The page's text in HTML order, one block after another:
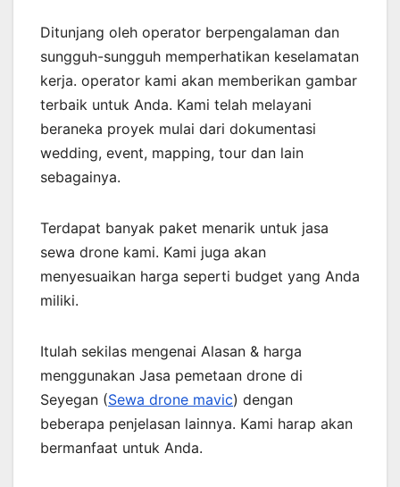
Ditunjang oleh operator berpengalaman dan
sungguh-sungguh memperhatikan keselamatan
kerja. operator kami akan memberikan gambar
terbaik untuk Anda. Kami telah melayani
beraneka proyek mulai dari dokumentasi
wedding, event, mapping, tour dan lain
sebagainya.
Terdapat banyak paket menarik untuk jasa
sewa drone kami. Kami juga akan
menyesuaikan harga seperti budget yang Anda
miliki.
Itulah sekilas mengenai Alasan & harga
menggunakan Jasa pemetaan drone di
Seyegan (Sewa drone mavic) dengan
beberapa penjelasan lainnya. Kami harap akan
bermanfaat untuk Anda.